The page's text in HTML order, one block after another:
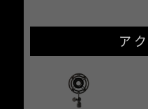
ア